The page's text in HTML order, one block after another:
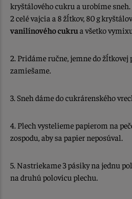
kryštálového cukru a urobíme
2 celé vajcia a 8 žĺtkov, 80 g
vanilínového cukrua všetko
2. Pridáme ručne, jemne do žĺtkovej
zamiešame.
3. Sneh dáme do cukrárenského
4. Plech vystelieme papierom na
zospodu, aby sa papier neposúval.
5. Nastriekame 3 pásiky na jednu
na druhú polovicu plechu.